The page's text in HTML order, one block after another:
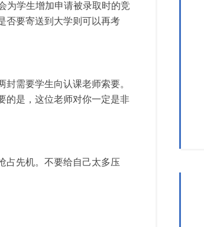
为学生增加申请被录取时的竞
否要寄送到大学则可以再考
需要学生向认课老师索要。
的是，这位老师对你一定是非
占先机。不要给自己太多压